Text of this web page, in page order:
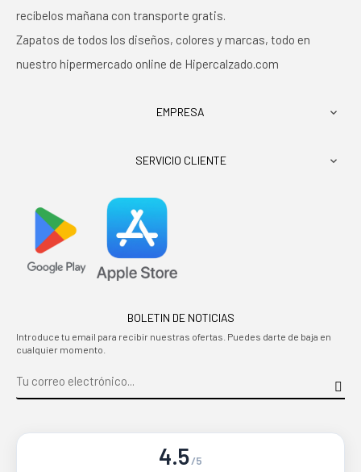
recíbelos mañana con transporte gratis.
Zapatos de todos los diseños, colores y marcas, todo en
nuestro hipermercado online de Hipercalzado.com
EMPRESA 
SERVICIO CLIENTE 
BOLETIN DE NOTICIAS
Introduce tu email para recibir nuestras ofertas. Puedes darte de baja en
cualquier momento.
4.5/5